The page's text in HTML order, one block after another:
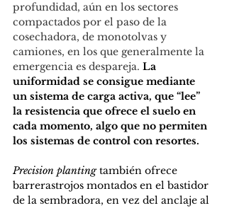
profundidad, aún en los sectores
compactados por el paso de la
cosechadora, de monotolvas y
camiones, en los que generalmente la
emergencia es despareja. La
uniformidad se consigue mediante
un sistema de carga activa, que “lee”
la resistencia que ofrece el suelo en
cada momento, algo que no permiten
los sistemas de control con resortes.
Precision planting también ofrece
barrerastrojos montados en el bastidor
de la sembradora, en vez del anclaje al